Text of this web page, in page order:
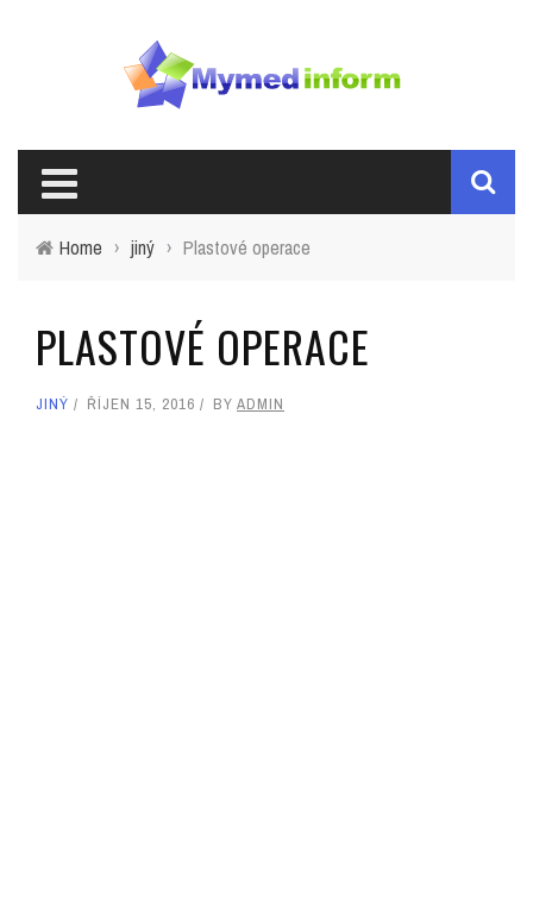
Home › jiný › Plastové operace
PLASTOVÉ OPERACE
JINÝ ŘÍJEN 15, 2016 BY ADMIN